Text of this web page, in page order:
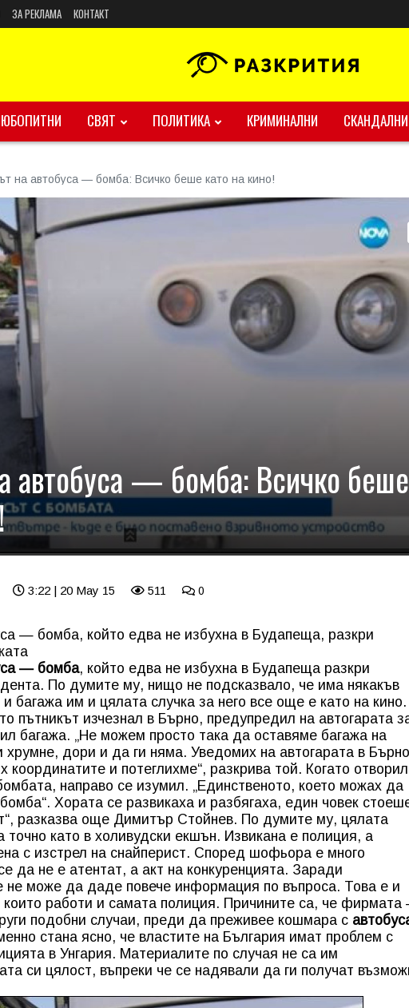
ЗА РЕКЛАМА КОНТАКТ
СВЯТ ПОЛИТИКА КРИМИНАЛНИ СКАНДАЛНИ
на автобуса — бомба: Всичко беше като на кино!
автобуса — бомба: Всичко беше
3:22 | 20 May 15 511 0
— бомба, който едва не избухна в Будапеща, разкри
— бомба, който едва не избухна в Будапеща разкри
По думите му, нищо не подсказвало, че има някакъв
багажа им и цялата случка за него все още е като на кино.
пътникът изчезнал в Бърно, предупредил на автогарата
багажа. „Не можем просто така да оставяме багажа на
хрумне, дори и да ги няма. Уведомих на автогарата в
координатите и потеглихме“, разкрива той. Когато
направо се изумил. „Единственото, което можах да
Хората се развикаха и разбягаха, един човек
разказва още Димитър Стойнев. По думите му, цялата
точно като в холивудски екшън. Извикана е полиция, а
с изстрел на снайперист. Според шофьора е много
да не е атентат, а акт на конкуренцията. Заради
не може да даде повече информация по въпроса. Това е и
които работи и самата полиция. Причините са, че
подобни случаи, преди да преживее кошмара с
стана ясно, че властите на България имат проблем с
в Унгария. Материалите по случая не са им
си цялост, въпреки че се надявали да ги получат